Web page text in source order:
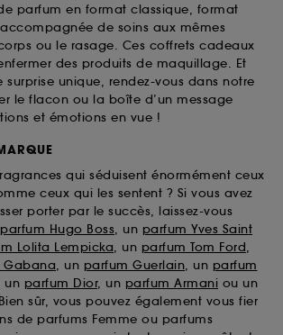
parfum en format classique, format
de soins aux mêmes
ou le rasage. Ces coffrets cadeaux
des produits de maquillage. Et
surprise unique, rendez-vous dans notre
le flacon ou la boîte d’un message
et émotions en vue !
qui séduisent énormément ceux
ceux qui les sentent ? Si vous avez
porter par le succès, laissez-vous
parfum Hugo Boss, un parfum Yves Saint
Lolita Lempicka, un parfum Tom Ford,
Gabana, un parfum Guerlain, un parfum
un parfum Dior, un parfum Armani ou un
sûr, vous pouvez également vous fier
de parfums Femme ou parfums